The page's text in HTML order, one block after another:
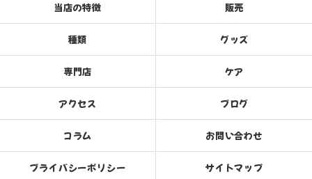
当店の特徴 販売
種類 グッズ
専門店 ケア
アクセス ブログ
コラム お問い合わせ
プライバシーポリシー サイトマップ